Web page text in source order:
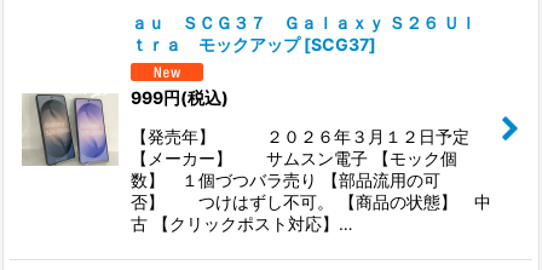
ａｕ ＳＣＧ３７ Ｇａｌａｘｙ Ｓ２６ Ｕｌ
ｔｒａ モックアップ [SCG37]
999円(税込)
【発売年】 ２０２６年３月１２日予定
【メーカー】 サムスン電子 【モック個
数】 １個づつバラ売り 【部品流用の可
否】 つけはずし不可。 【商品の状態】 中
古 【クリックポスト対応】…